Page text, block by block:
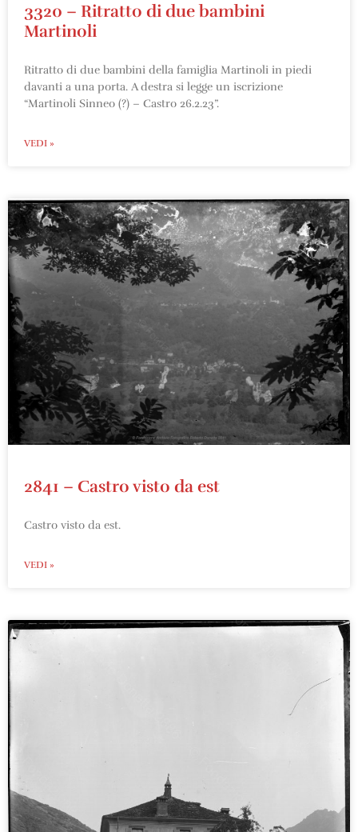
3320 – Ritratto di due bambini
Martinoli
Ritratto di due bambini della famiglia Martinoli in piedi
davanti a una porta. A destra si legge un iscrizione
“Martinoli Sinneo (?) – Castro 26.2.23”.
VEDI »
2841 – Castro visto da est
Castro visto da est.
VEDI »